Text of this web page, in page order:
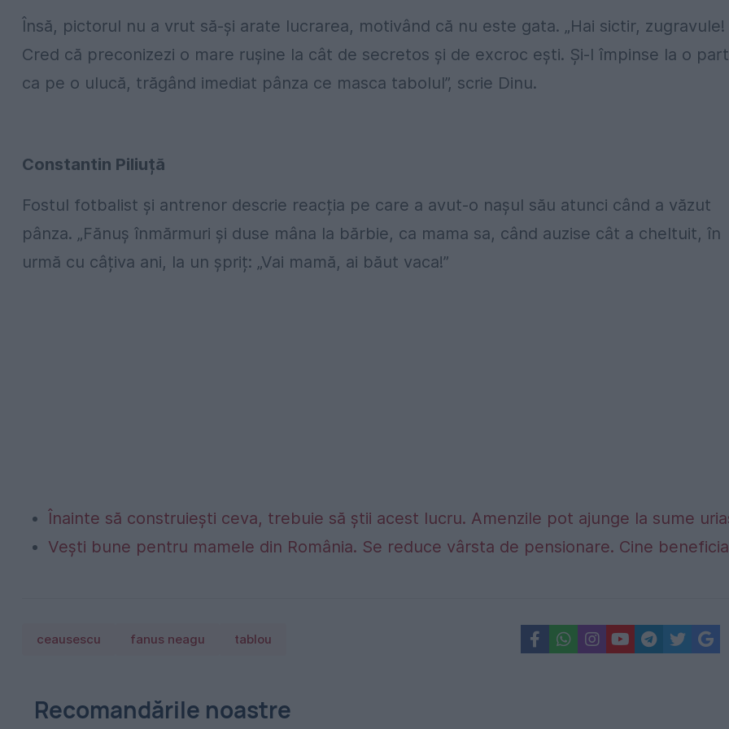
Însă, pictorul nu a vrut să-și arate lucrarea, motivând că nu este gata. „Hai sictir, zugravule!
Cred că preconizezi o mare rușine la cât de secretos și de excroc ești. Și-l împinse la o
ca pe o ulucă, trăgând imediat pânza ce masca tabolul”, scrie Dinu.
Constantin Piliuță
Fostul fotbalist și antrenor descrie reacția pe care a avut-o nașul său atunci când a văzut
pânza. „Fănuș înmărmuri și duse mâna la bărbie, ca mama sa, când auzise cât a cheltuit, în
urmă cu câțiva ani, la un șpriț: „Vai mamă, ai băut vaca!”
Înainte să construiești ceva, trebuie să știi acest lucru. Amenzile pot ajunge la sume
Vești bune pentru mamele din România. Se reduce vârsta de pensionare. Cine
ceausescu fanus neagu tablou
Recomandările noastre